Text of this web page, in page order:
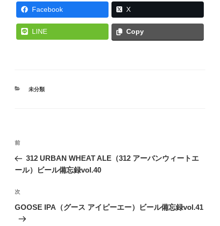
Facebook X
LINE Copy
カ
未分類
投
ナ
ゲ
ー
シ
前
の
前
312 URBAN WHEAT ALE（312 アーバンウィートエ
ール）ビール備忘録vol.40
次
の
次
GOOSE IPA（グース アイピーエー）ビール備忘録vol.41